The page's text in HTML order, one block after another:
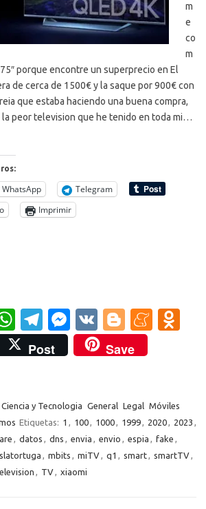
m
e
co
m
porque encontre un superprecio en El
de cerca de 1500€ y la saque por 900€ con
que estaba haciendo una buena compra,
la peor television que he tenido en toda mi…
WhatsApp
Telegram
Imprimir
W
h
at
A
p
p
T
el
e
a
m
M
es
se
g
er
V
K
Bl
o
g
er
M
a
m
e
as
sn
Post Save
Ciencia y Tecnologia General Legal Móviles
Etiquetas: 1 , 100, 1000, 1999, 2020, 2023 ,
, datos , dns , envia , envio , espia , fake ,
, mbits , miTV, q1 , smart, smartTV,
, TV, xiaomi